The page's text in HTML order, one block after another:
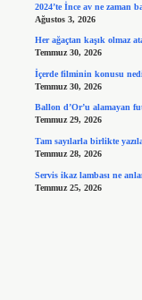
2024’te İnce av ne zaman
Ağustos 3, 2026
Her ağaçtan kaşık olmaz
Temmuz 30, 2026
İçerde filminin konusu
Temmuz 30, 2026
Ballon d’Or’u alamayan
Temmuz 29, 2026
Tam sayılarla birlikte
Temmuz 28, 2026
Servis ikaz lambası ne
Temmuz 25, 2026